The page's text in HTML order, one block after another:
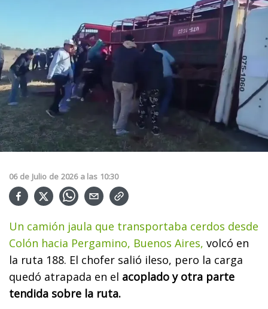
06 de Julio de 2026 a las 10:30
Un camión jaula que transportaba cerdos desde
Colón hacia Pergamino, Buenos Aires, volcó en
la ruta 188. El chofer salió ileso, pero la carga
quedó atrapada en el acoplado y otra parte
tendida sobre la ruta.